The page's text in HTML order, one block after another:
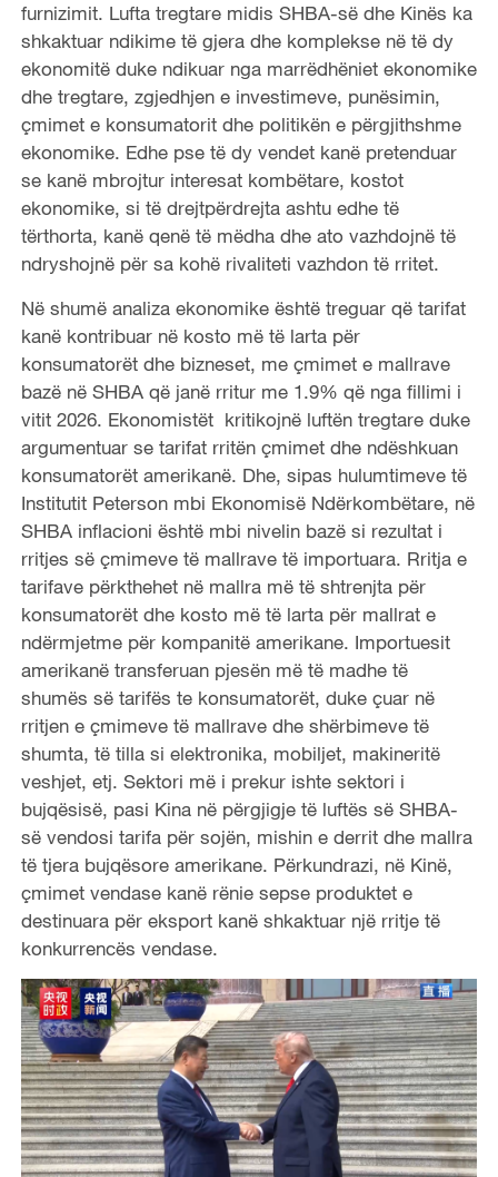
furnizimit. Lufta tregtare midis SHBA-së dhe Kinës ka
shkaktuar ndikime të gjera dhe komplekse në të dy
ekonomitë duke ndikuar nga marrëdhëniet ekonomike
dhe tregtare, zgjedhjen e investimeve, punësimin,
çmimet e konsumatorit dhe politikën e përgjithshme
ekonomike. Edhe pse të dy vendet kanë pretenduar
se kanë mbrojtur interesat kombëtare, kostot
ekonomike, si të drejtpërdrejta ashtu edhe të
tërthorta, kanë qenë të mëdha dhe ato vazhdojnë të
ndryshojnë për sa kohë rivaliteti vazhdon të rritet.
Në shumë analiza ekonomike është treguar që tarifat
kanë kontribuar në kosto më të larta për
konsumatorët dhe bizneset, me çmimet e mallrave
bazë në SHBA që janë rritur me 1.9% që nga fillimi i
vitit 2026. Ekonomistët kritikojnë luftën tregtare duke
argumentuar se tarifat rritën çmimet dhe ndëshkuan
konsumatorët amerikanë. Dhe, sipas hulumtimeve të
Institutit Peterson mbi Ekonomisë Ndërkombëtare, në
SHBA inflacioni është mbi nivelin bazë si rezultat i
rritjes së çmimeve të mallrave të importuara. Rritja e
tarifave përkthehet në mallra më të shtrenjta për
konsumatorët dhe kosto më të larta për mallrat e
ndërmjetme për kompanitë amerikane. Importuesit
amerikanë transferuan pjesën më të madhe të
shumës së tarifës te konsumatorët, duke çuar në
rritjen e çmimeve të mallrave dhe shërbimeve të
shumta, të tilla si elektronika, mobiljet, makineritë
veshjet, etj. Sektori më i prekur ishte sektori i
bujqësisë, pasi Kina në përgjigje të luftës së SHBA-
së vendosi tarifa për sojën, mishin e derrit dhe mallra
të tjera bujqësore amerikane. Përkundrazi, në Kinë,
çmimet vendase kanë rënie sepse produktet e
destinuara për eksport kanë shkaktuar një rritje të
konkurrencës vendase.